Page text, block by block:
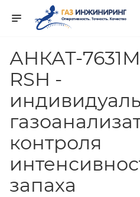
АНКАТ-
RSH -
контроля
запаха